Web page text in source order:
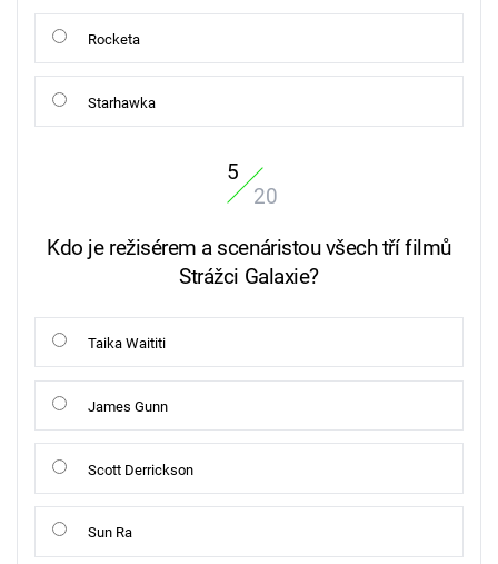
Rocketa
Starhawka
5
20
Kdo je režisérem a scenáristou všech tří filmů
Strážci Galaxie?
Taika Waititi
James Gunn
Scott Derrickson
Sun Ra